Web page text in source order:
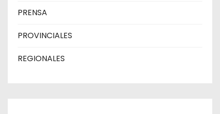
PRENSA
PROVINCIALES
REGIONALES